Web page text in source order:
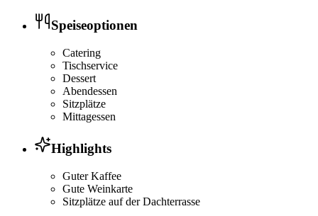
Speiseoptionen
Catering
Tischservice
Dessert
Abendessen
Sitzplätze
Mittagessen
Highlights
Guter Kaffee
Gute Weinkarte
Sitzplätze auf der Dachterrasse